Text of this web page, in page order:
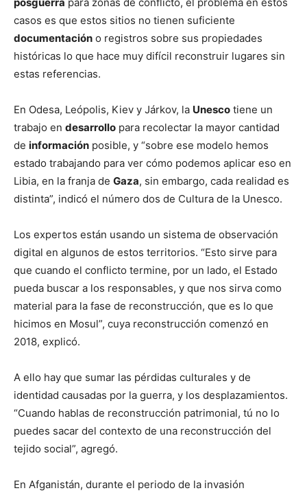
casos es que estos sitios no tienen suficiente
documentación o registros sobre sus propiedades
históricas lo que hace muy difícil reconstruir lugares sin
estas referencias.
En Odesa, Leópolis, Kiev y Járkov, la Unesco tiene un
trabajo en desarrollo para recolectar la mayor cantidad
de información posible, y “sobre ese modelo hemos
estado trabajando para ver cómo podemos aplicar eso en
Libia, en la franja de Gaza, sin embargo, cada realidad es
distinta”, indicó el número dos de Cultura de la Unesco.
Los expertos están usando un sistema de observación
digital en algunos de estos territorios. “Esto sirve para
que cuando el conflicto termine, por un lado, el Estado
pueda buscar a los responsables, y que nos sirva como
material para la fase de reconstrucción, que es lo que
hicimos en Mosul”, cuya reconstrucción comenzó en
2018, explicó.
A ello hay que sumar las pérdidas culturales y de
identidad causadas por la guerra, y los desplazamientos.
“Cuando hablas de reconstrucción patrimonial, tú no lo
puedes sacar del contexto de una reconstrucción del
tejido social”, agregó.
En Afganistán, durante el periodo de la invasión